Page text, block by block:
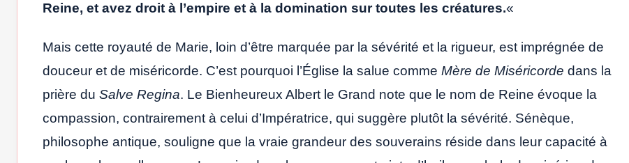
Reine, et avez droit à l’empire et à la domination sur toutes les créatures.«
Mais cette royauté de Marie, loin d’être marquée par la sévérité et la rigueur, est imprégnée de
douceur et de miséricorde. C’est pourquoi l’Église la salue comme Mère de Miséricorde dans la
prière du Salve Regina. Le Bienheureux Albert le Grand note que le nom de Reine évoque la
compassion, contrairement à celui d’Impératrice, qui suggère plutôt la sévérité. Sénèque,
philosophe antique, souligne que la vraie grandeur des souverains réside dans leur capacité à